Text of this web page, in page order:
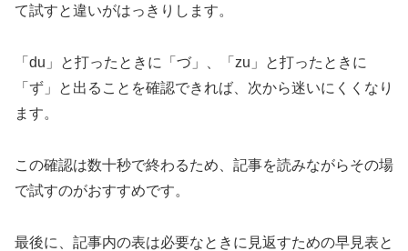
て試すと違いがはっきりします。
「du」と打ったときに「づ」、「zu」と打ったときに
「ず」と出ることを確認できれば、次から迷いにくくなり
ます。
この確認は数十秒で終わるため、記事を読みながらその場
で試すのがおすすめです。
最後に、記事内の表は必要なときに見返すための早見表と